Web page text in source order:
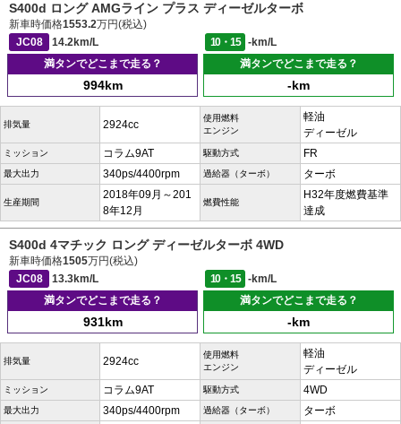
S400d ロング AMGライン プラス ディーゼルターボ
新車時価格1553.2万円(税込)
JC08
14.2km/L 10・15
-km/L
満タンでどこまで走る？
994km
満タンでどこまで走る？
-km
排気量 2924cc
使用燃料
エンジン
軽油
ディーゼル
ミッション コラム9AT 駆動方式 FR
最大出力 340ps/4400rpm 過給器（ターボ） ターボ
生産期間
2018年09月～201
8年12月
燃費性能
H32年度燃費基準
達成
S400d 4マチック ロング ディーゼルターボ 4WD
新車時価格1505万円(税込)
JC08
13.3km/L 10・15
-km/L
満タンでどこまで走る？
931km
満タンでどこまで走る？
-km
排気量 2924cc
使用燃料
エンジン
軽油
ディーゼル
ミッション コラム9AT 駆動方式 4WD
最大出力 340ps/4400rpm 過給器（ターボ） ターボ